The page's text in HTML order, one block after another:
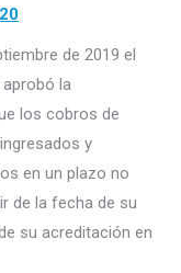
de 2019 el
aprobó la
los cobros de
y
en un plazo no
de la fecha de su
su acreditación en